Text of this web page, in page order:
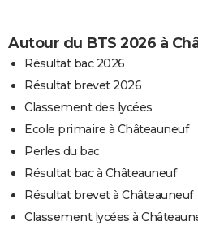
Autour du BTS 2026 à
Résultat bac 2026
Résultat brevet 2026
Classement des lycées
Ecole primaire à Châteauneuf
Perles du bac
Résultat bac à Châteauneuf
Résultat brevet à Châteauneuf
Classement lycées à